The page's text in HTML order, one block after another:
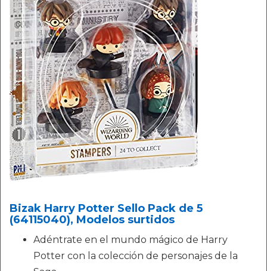
Bizak Harry Potter Sello Pack de 5
(64115040), Modelos surtidos
Adéntrate en el mundo mágico de Harry
Potter con la colección de personajes de la